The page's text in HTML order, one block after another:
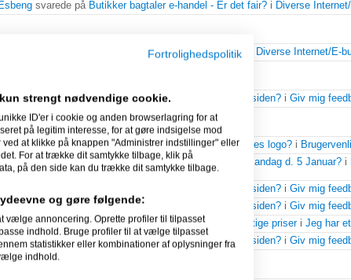
Esbeng svarede på Butikker bagtaler e-handel - Er det fair? i Diverse
Butikker bagtaler e-handel - Er det fair? Diverse Internet/E-
Esbengsvarede påWhiteAway.Com - hvad siger i til forsiden? i Giv mig
2009
svarede påWhiteAway.Com - hvad siger i til vores logo? i
svarede på Skal pressemeddelsen sendes ud Mandag d. 5 Januar? i
.
WhiteAway.Com - hvad siger i til forsiden? i Giv mig
Esbeng svarede påWhiteAway.Com - hvad siger i til forsiden? i Giv mig
svarede påHårde hvidevarer til konkurrencedygtige priseri Jeg har
svarede påWhiteAway.Com - hvad siger i til forsiden? i Giv mig
Fortrolighedspolitik
strengt nødvendige cookie.
ID'er i cookie og anden browserlagring for at
på legitim interesse, for at gøre indsigelse mod
at klikke på knappen "Administrer indstillinger" eller
For at trække dit samtykke tilbage, klik på
på den side kan du trække dit samtykke tilbage.
og gøre følgende:
vælge annoncering. Oprette profiler til tilpasset
indhold. Bruge profiler til at vælge tilpasset
statistikker eller kombinationer af oplysninger fra
indhold.